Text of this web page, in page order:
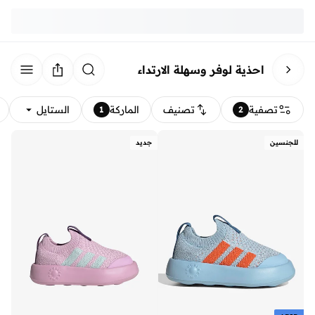
احذية لوفر وسهلة الارتداء
تصفية 2 تصنيف الماركة 1 الستايل
للجنسين جديد